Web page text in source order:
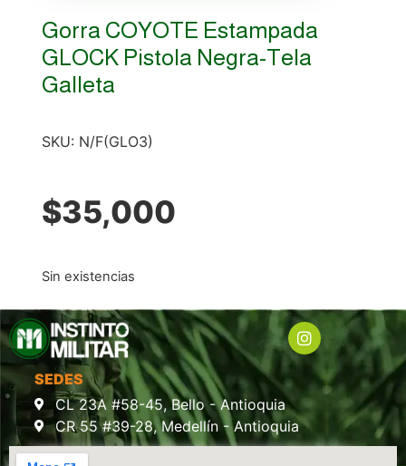
Gorra COYOTE Estampada
GLOCK Pistola Negra-Tela
Galleta
SKU: N/F(GLO3)
$35,000
Sin existencias
SEDES
CL 23A #58-45, Bello - Antioquia
CR 55 #39-28, Medellín - Antioquia